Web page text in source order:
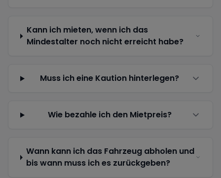
Kann ich mieten, wenn ich das
Mindestalter noch nicht erreicht habe?
Muss ich eine Kaution hinterlegen?
Wie bezahle ich den Mietpreis?
Wann kann ich das Fahrzeug abholen und
bis wann muss ich es zurückgeben?